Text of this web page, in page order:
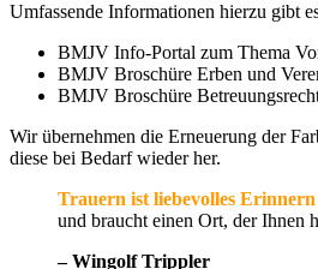
Umfassende Informationen hierzu gibt
BMJV Info-Portal zum Thema
BMJV Broschüre Erben und
BMJV Broschüre
Wir übernehmen die Erneuerung der
diese bei Bedarf wieder her.
Trauern ist liebevolles Erinnern
und braucht einen Ort, der Ihnen
– Wingolf Trippler